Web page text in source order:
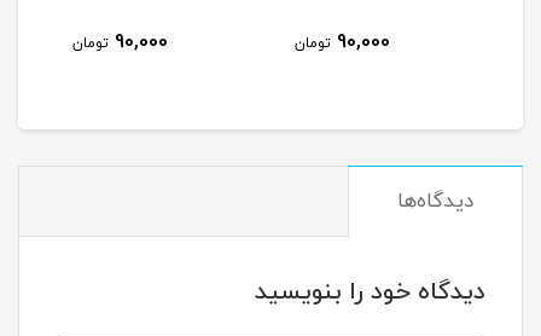
90,000 تومان 90,000 تومان
دیدگاه‌ها
دیدگاه خود را بنویسید